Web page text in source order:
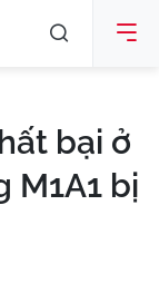
bại ở
M1A1 bị